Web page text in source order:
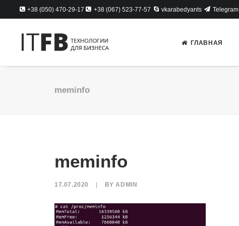
+38 (050) 470-29-17 +38 (067) 523-77-57 vkarabedyants Telegram
ГЛАВНАЯ
meminfo
meminfo
17.07.2020 BYADMIN